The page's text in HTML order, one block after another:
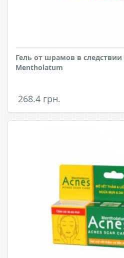
Гель от шрамов в следствии
Mentholatum
268.4 грн.